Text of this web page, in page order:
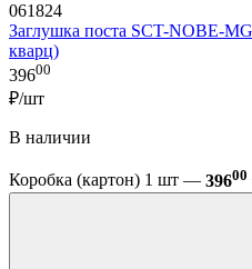
061824
Заглушка поста SCT-NOBE-
кварц)
39600
₽/шт
В наличии
Коробка (картон) 1 шт — 39600